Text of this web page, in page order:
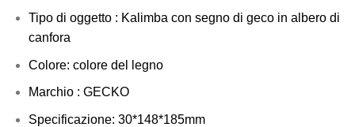
Tipo di oggetto : Kalimba con segno di geco in albero di
canfora
Colore: colore del legno
Marchio : GECKO
Specificazione: 30*148*185mm